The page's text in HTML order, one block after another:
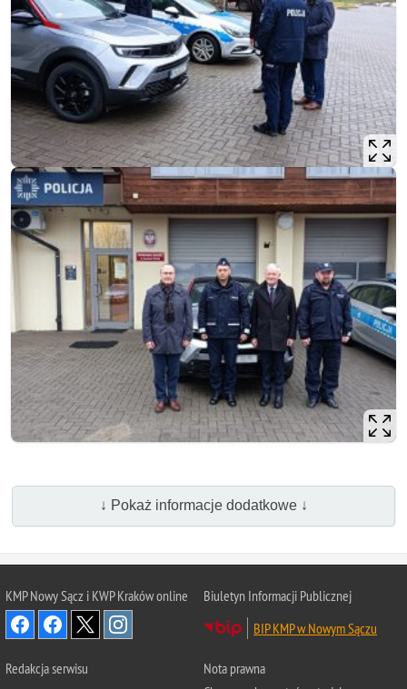
↓ Pokaż informacje dodatkowe ↓
KMP Nowy Sącz i KWP Kraków online
Biuletyn Informacji Publicznej
BIP KMP w Nowym Sączu
Redakcja serwisu
Nota prawna